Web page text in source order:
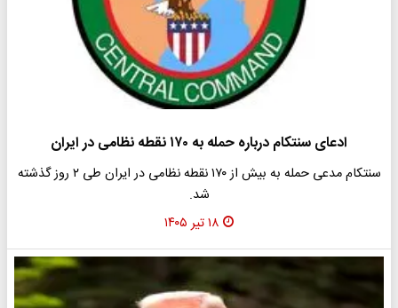
ادعای سنتکام درباره حمله به ۱۷۰ نقطه نظامی در ایران
سنتکام مدعی حمله به بیش از ۱۷۰ نقطه نظامی در ایران طی ۲ روز گذشته
شد.
۱۸ تیر ۱۴۰۵